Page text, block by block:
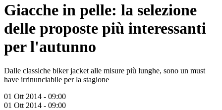
Giacche in pelle: la selezione
delle proposte più interessanti
per l'autunno
Dalle classiche biker jacket alle misure più lunghe, sono un must
have irrinunciabile per la stagione
01 Ott 2014 - 09:00
01 Ott 2014 - 09:00